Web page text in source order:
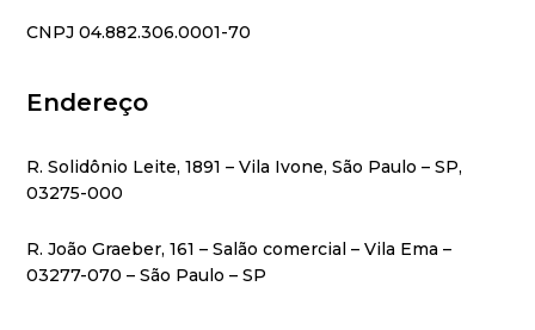
CNPJ 04.882.306.0001-70
Endereço
R. Solidônio Leite, 1891 – Vila Ivone, São Paulo – SP,
03275-000
R. João Graeber, 161 – Salão comercial – Vila Ema –
03277-070 – São Paulo – SP